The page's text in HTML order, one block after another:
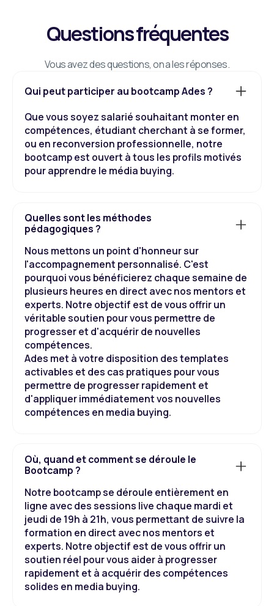
Questions fréquentes
Vous avez des questions, on a les réponses.
Qui peut participer au bootcamp Ades ?
Que vous soyez salarié souhaitant monter en
compétences, étudiant cherchant à se former,
ou en reconversion professionnelle, notre
bootcamp est ouvert à tous les profils motivés
pour apprendre le média buying.
Quelles sont les méthodes
pédagogiques ?
Nous mettons un point d'honneur sur
l'accompagnement personnalisé. C'est
pourquoi vous bénéficierez chaque semaine de
plusieurs heures en direct avec nos mentors et
experts. Notre objectif est de vous offrir un
véritable soutien pour vous permettre de
progresser et d'acquérir de nouvelles
compétences.
Ades met à votre disposition des templates
activables et des cas pratiques pour vous
permettre de progresser rapidement et
d'appliquer immédiatement vos nouvelles
compétences en media buying.
Où, quand et comment se déroule le
Bootcamp ?
Notre bootcamp se déroule entièrement en
ligne avec des sessions live chaque mardi et
jeudi de 19h à 21h, vous permettant de suivre la
formation en direct avec nos mentors et
experts. Notre objectif est de vous offrir un
soutien réel pour vous aider à progresser
rapidement et à acquérir des compétences
solides en media buying.